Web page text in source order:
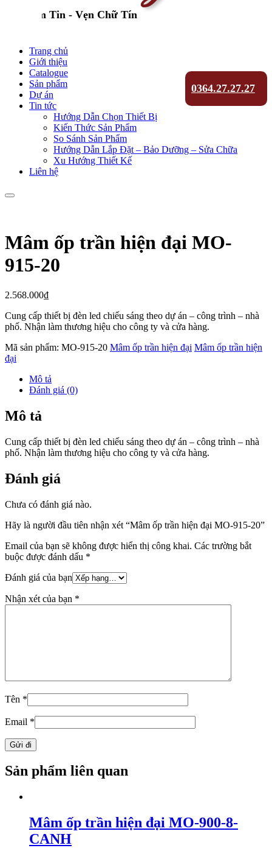
Niềm Tin - Vẹn Chữ Tín
0364.27.27.27
Trang chủ
Giới thiệu
Catalogue
Sản phẩm
Dự án
Tin tức
Hướng Dẫn Chọn Thiết Bị
Kiến Thức Sản Phẩm
So Sánh Sản Phẩm
Hướng Dẫn Lắp Đặt – Bảo Dưỡng – Sửa Chữa
Xu Hướng Thiết Kế
Liên hệ
Mâm ốp trần hiện đại MO-
915-20
2.568.000₫
Cung cấp thiết bị đèn led chiếu sáng theo dự án – công trình – nhà
phố. Nhận làm thương hiệu cho công ty và cửa hàng.
Mã sản phẩm: MO-915-20 Mâm ốp trần hiện đại Mâm ốp trần hiện
đại
Mô tả
Đánh giá (0)
Mô tả
Cung cấp thiết bị đèn led chiếu sáng theo dự án – công trình – nhà
phố. Nhận làm thương hiệu cho công ty và cửa hàng.
Đánh giá
Chưa có đánh giá nào.
Hãy là người đầu tiên nhận xét “Mâm ốp trần hiện đại MO-915-20”
Email của bạn sẽ không được hiển thị công khai. Các trường bắt
buộc được đánh dấu *
Đánh giá của bạn
Nhận xét của bạn *
Tên *
Email *
Sản phẩm liên quan
Mâm ốp trần hiện đại MO-900-8-
CANH